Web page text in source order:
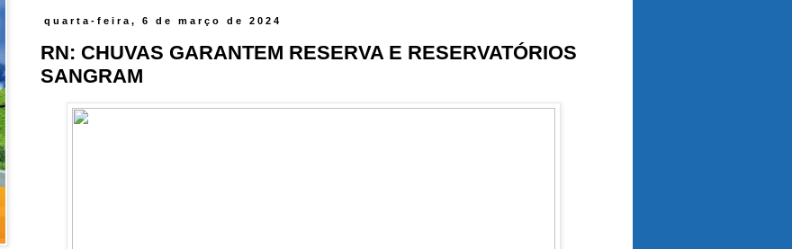
quarta-feira, 6 de março de 2024
RN: CHUVAS GARANTEM RESERVA E RESERVATÓRIOS
SANGRAM